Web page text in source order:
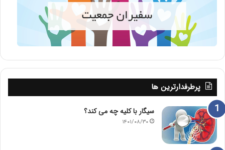
پرطرفدارترین ها
سیگار با کلیه چه می کند؟
۱۴۰۱/۰۸/۳۰